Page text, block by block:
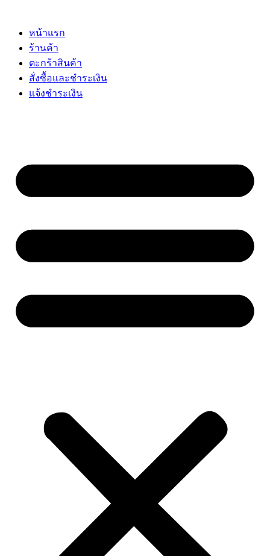
contentหน้าแรก
ร้านค้า
ตะกร้าสินค้า
สั่งซื้อและชำระเงิน
แจ้งชำระเงิน